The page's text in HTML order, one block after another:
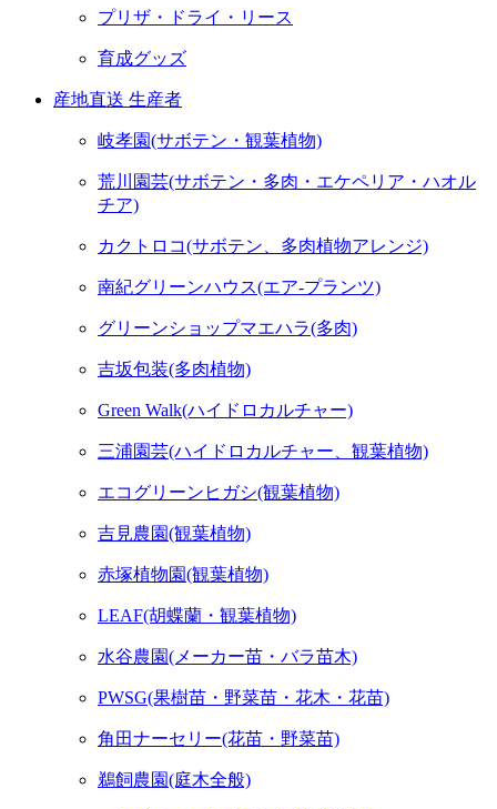
プリザ・ドライ・リース
育成グッズ
産地直送 生産者
岐孝園(サボテン・観葉植物)
荒川園芸(サボテン・多肉・エケペリア・ハオル
チア)
カクトロコ(サボテン、多肉植物アレンジ)
南紀グリーンハウス(エア-プランツ)
グリーンショップマエハラ(多肉)
吉坂包装(多肉植物)
Green Walk(ハイドロカルチャー)
三浦園芸(ハイドロカルチャー、観葉植物)
エコグリーンヒガシ(観葉植物)
吉見農園(観葉植物)
赤塚植物園(観葉植物)
LEAF(胡蝶蘭・観葉植物)
水谷農園(メーカー苗・バラ苗木)
PWSG(果樹苗・野菜苗・花木・花苗)
角田ナーセリー(花苗・野菜苗)
鵜飼農園(庭木全般)